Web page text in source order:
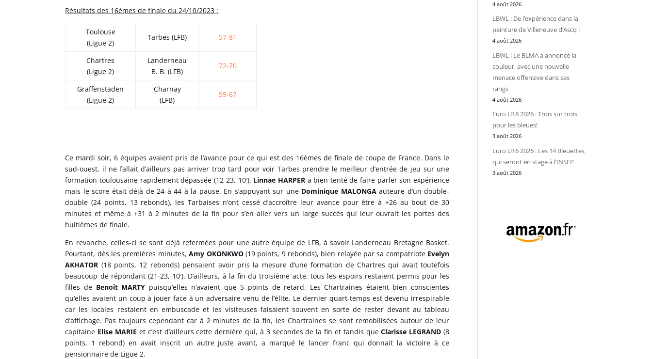
Résultats des 16èmes de finale du 24/10/2023 :
Toulouse
(Ligue 2)
Tarbes (LFB) 57-81
Chartres
(Ligue 2)
Landerneau
B. B. (LFB)
72-70
Graffenstaden
(Ligue 2)
Charnay
(LFB)
59-67
Ce mardi soir, 6 équipes avaient pris de l’avance pour ce qui est des 16èmes de finale de coupe de France. Dans le
sud-ouest, il ne fallait d’ailleurs pas arriver trop tard pour voir Tarbes prendre le meilleur d’entrée de jeu sur une
formation toulousaine rapidement dépassée (12-23, 10′). Linnae HARPERa bien tenté de faire parler son expérience
mais le score était déjà de 24 à 44 à la pause. En s’appuyant sur une Dominique MALONGAauteure d’un double-
double (24 points, 13 rebonds), les Tarbaises n’ont cessé d’accroître leur avance pour être à +26 au bout de 30
minutes et même à +31 à 2 minutes de la fin pour s’en aller vers un large succès qui leur ouvrait les portes des
huitièmes de finale.
En revanche, celles-ci se sont déjà refermées pour une autre équipe de LFB, à savoir Landerneau Bretagne Basket.
Pourtant, dès les premières minutes,Amy OKONKWO(19 points, 9 rebonds), bien relayée par sa compatrioteEvelyn
AKHATOR (18 points, 12 rebonds) pensaient avoir pris la mesure d’une formation de Chartres qui avait toutefois
beaucoup de répondant (21-23, 10′). D’ailleurs, à la fin du troisième acte, tous les espoirs restaient permis pour les
filles deBenoît MARTY puisqu’elles n’avaient que 5 points de retard. Les Chartraines étaient bien conscientes
qu’elles avaient un coup à jouer face à un adversaire venu de l’élite. Le dernier quart-temps est devenu irrespirable
car les locales restaient en embuscade et les visiteuses faisaient souvent en sorte de rester devant au tableau
d’affichage. Pas toujours cependant car à 2 minutes de la fin, les Chartraines se sont remobilisées autour de leur
capitaine Elise MARIE et c’est d’ailleurs cette dernière qui, à 3 secondes de la fin et tandis queClarisse LEGRAND (8
points, 1 rebond) en avait inscrit un autre juste avant, a marqué le lancer franc qui donnait la victoire à ce
pensionnaire de Ligue 2.
4 août 2026
LBWL : De l’expérience dans la
peinture de Villeneuve d’Ascq !
4 août 2026
LBWL : Le BLMA a annoncé la
couleur, avec une nouvelle
menace offensive dans ses
rangs
4 août 2026
Euro U18 2026 : Trois sur trois
pour les bleues!
3 août 2026
Euro U16 2026 : Les 14 Bleuettes
qui seront en stage à l’INSEP
3 août 2026